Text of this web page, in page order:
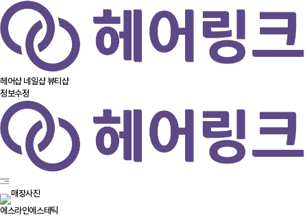
헤어샵 네일샵뷰티샵
정보수정
에스라인에스테틱